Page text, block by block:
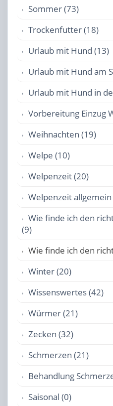
Sommer (73)
Trockenfutter (18)
Urlaub mit Hund (13)
Urlaub mit Hund am
Urlaub mit Hund in
Vorbereitung Einzug
Weihnachten (19)
Welpe (10)
Welpenzeit (20)
Welpenzeit allgemein
Wie finde ich den
(9)
Wie finde ich den
Winter (20)
Wissenswertes (42)
Würmer (21)
Zecken (32)
Schmerzen (21)
Behandlung
Saisonal (0)